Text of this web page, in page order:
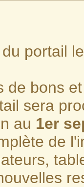
portail
de bons
sera
au 1er
de